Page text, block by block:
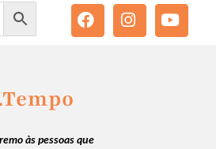
às pessoas que